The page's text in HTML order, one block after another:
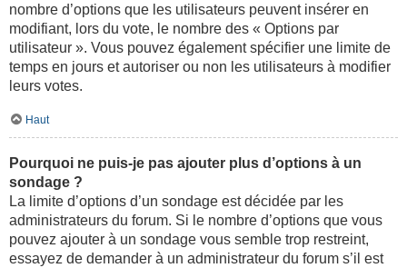
nombre d’options que les utilisateurs peuvent insérer en
modifiant, lors du vote, le nombre des « Options par
utilisateur ». Vous pouvez également spécifier une limite de
temps en jours et autoriser ou non les utilisateurs à modifier
leurs votes.
Haut
Pourquoi ne puis-je pas ajouter plus d’options à un
sondage ?
La limite d’options d’un sondage est décidée par les
administrateurs du forum. Si le nombre d’options que vous
pouvez ajouter à un sondage vous semble trop restreint,
essayez de demander à un administrateur du forum s’il est